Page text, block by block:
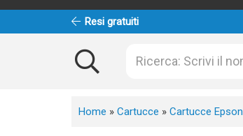
Resi gratuiti
Home » Cartucce » Cartucce Epson